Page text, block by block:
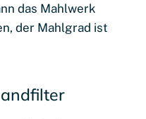
das Mahlwerk
der Mahlgrad ist